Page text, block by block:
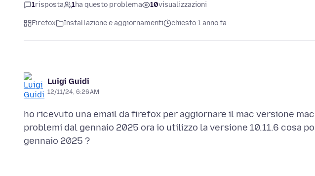
1risposta 1ha questo problema 10visualizzazioni
Firefox Installazione e aggiornamenti chiesto 1 anno fa
Luigi Guidi
12/11/24, 6:26 AM
ho ricevuto una email da firefox per aggiornare il mac versione
problemi dal gennaio 2025 ora io utilizzo la versione 10.11.6 cosa